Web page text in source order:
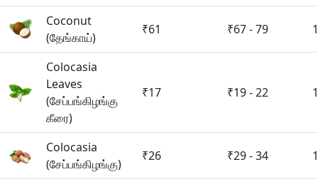
Coconut
(தேங்காய்)
₹61 ₹67 - 79
Colocasia
Leaves
(சேப்பங்கிழங்கு
கீரை)
₹17 ₹19 - 22
Colocasia
(சேப்பங்கிழங்கு)
₹26 ₹29 - 34